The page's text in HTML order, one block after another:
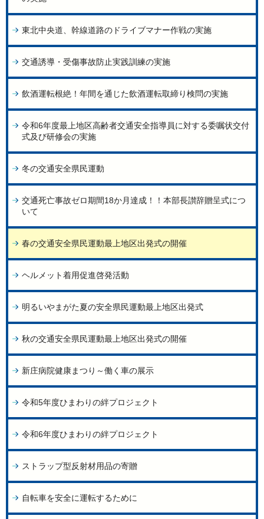
東北中央道、幹線道路のドライブマナー作戦の実施
交通誘導・受傷事故防止実践訓練の実施
飲酒運転根絶！年間を通じた飲酒運転取締り検問の実施
令和6年度最上地区高齢者交通安全指導員に対する委嘱状交付
式及び研修会の実施
冬の交通安全県民運動
交通死亡事故ゼロ期間18か月達成！！本部長讃辞贈呈式につ
いて
春の交通安全県民運動最上地区出発式の開催
ヘルメット着用促進啓発活動
明るいやまがた夏の安全県民運動最上地区出発式
秋の交通安全県民運動最上地区出発式の開催
新庄病院健康まつり～働く車の展示
令和5年度ひまわりの絆プロジェクト
令和6年度ひまわりの絆プロジェクト
ストラップ型反射材用品の寄贈
自転車を安全に運転するために